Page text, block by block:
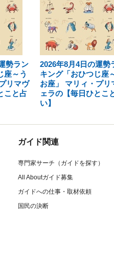
勢ラン
座～う
リマヴ
こと占
2026年8月4日の運勢
キング「おひつじ座
お座」 マリィ・プリ
ェラの【毎日ひとこ
い】
ガイド関連
専門家サーチ（ガイドを探す）
All Aboutガイド募集
ガイドへの仕事・取材依頼
国民の決断